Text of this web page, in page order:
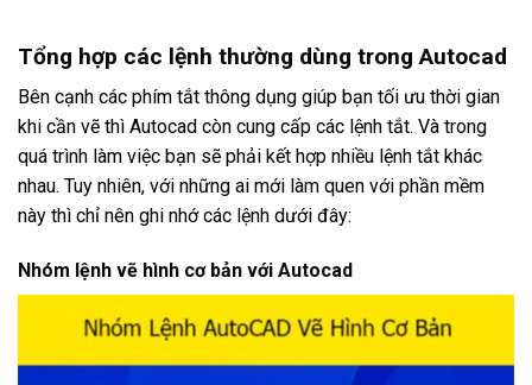
Tổng hợp các lệnh thường dùng trong Autocad
Bên cạnh các phím tắt thông dụng giúp bạn tối ưu thời gian
khi cần vẽ thì Autocad còn cung cấp các lệnh tắt. Và trong
quá trình làm việc bạn sẽ phải kết hợp nhiều lệnh tắt khác
nhau. Tuy nhiên, với những ai mới làm quen với phần mềm
này thì chỉ nên ghi nhớ các lệnh dưới đây:
Nhóm lệnh vẽ hình cơ bản với Autocad